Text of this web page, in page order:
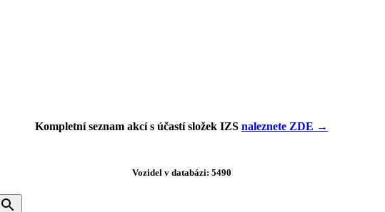
Kompletní seznam akcí s účastí složek IZS naleznete ZDE →
Vozidel v databázi: 5490